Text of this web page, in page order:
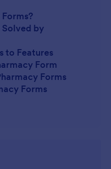
by
to Features
Form
Forms
Forms